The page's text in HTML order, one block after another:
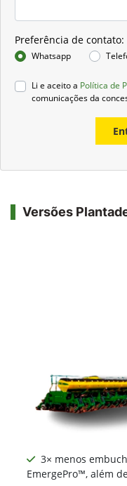
Preferência de contato:
Whatsapp
Li e aceito a Política de
comunicações da
Versões
3× menos
EmergePro™, além